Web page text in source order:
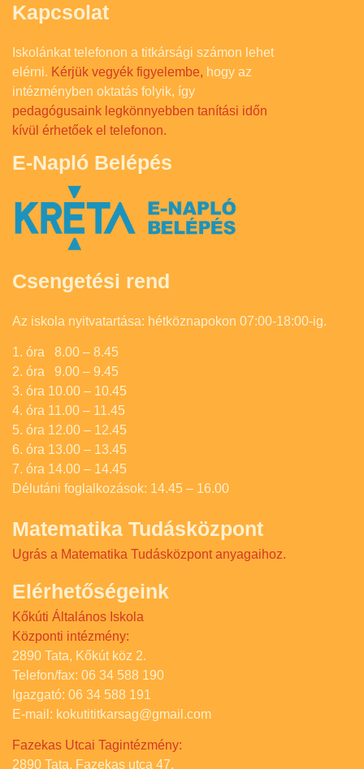
Kapcsolat
Iskolánkat telefonon a titkársági számon lehet
elérni. Kérjük vegyék figyelembe, hogy az
intézményben oktatás folyik, így
pedagógusaink legkönnyebben tanítási időn
kívül érhetőek el telefonon.
E-Napló Belépés
Csengetési rend
Az iskola nyitvatartása: hétköznapokon 07:00-18:00-ig.
1. óra 8.00 – 8.45
2. óra 9.00 – 9.45
3. óra 10.00 – 10.45
4. óra 11.00 – 11.45
5. óra 12.00 – 12.45
6. óra 13.00 – 13.45
7. óra 14.00 – 14.45
Délutáni foglalkozások: 14.45 – 16.00
Matematika Tudásközpont
Ugrás a Matematika Tudásközpont anyagaihoz.
Elérhetőségeink
Kőkúti Általános Iskola
Központi intézmény:
2890 Tata, Kőkút köz 2.
Telefon/fax: 06 34 588 190
Igazgató: 06 34 588 191
E-mail: kokutititkarsag@gmail.com
Fazekas Utcai Tagintézmény:
2890 Tata, Fazekas utca 47.